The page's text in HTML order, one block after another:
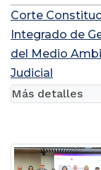
Corte
Integrado de
del Medio
Judicial
Más detalles